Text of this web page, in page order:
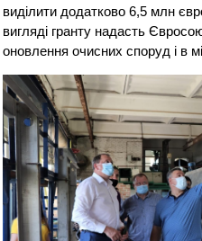
виділити додатково 6,5 млн
вигляді гранту надасть
оновлення очисних споруд і в